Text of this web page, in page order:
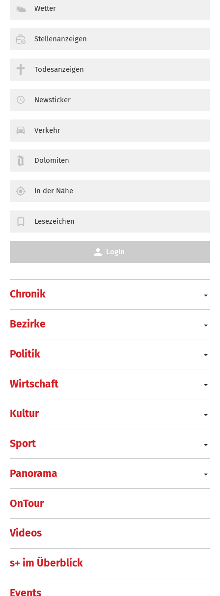
Chronik
Bezirke
Politik
Wirtschaft
Kultur
Sport
Panorama
OnTour
Videos
s+ im Überblick
Events
Wetter
Stellenanzeigen
Todesanzeigen
Newsticker
Verkehr
Dolomiten
In der Nähe
Lesezeichen
Login